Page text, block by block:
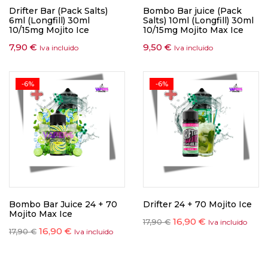
Drifter Bar (Pack Salts)
6ml (Longfill) 30ml
10/15mg Mojito Ice
7,90 € Iva incluido
Bombo Bar juice (Pack
Salts) 10ml (Longfill) 30ml
10/15mg Mojito Max Ice
9,50 € Iva incluido
-6%
Bombo Bar Juice 24 + 70
Mojito Max Ice
17,90€ 16,90 € Iva incluido
-6%
Drifter 24 + 70 Mojito Ice
17,90€ 16,90 € Iva incluido